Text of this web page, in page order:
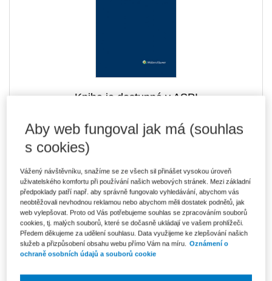
Kniha je dostupná v ASPI
E-kniha Smarteca + soubory ke stažení
V prodeji - ihned k dispozici
Co je Smarteca?
Kde najdu soubory e-knih?
Upozorňujeme, že v období od 1.8. do 21.8. z technických
důvodů nemůžeme vystavovat daňové doklady. Budou vám
zaslány dodatečně e-mailem.
Aby web fungoval jak má (souhlas
s cookies)
Vážený návštěvníku, snažíme se ze všech sil přinášet vysokou úroveň
uživatelského komfortu při používání našich webových stránek. Mezi základní
předpoklady patří např. aby správně fungovalo vyhledávání, abychom vás
neobtěžovali nevhodnou reklamou nebo abychom měli dostatek podnětů, jak
web vylepšovat. Proto od Vás potřebujeme souhlas se zpracováním souborů
cookies, tj. malých souborů, které se dočasně ukládají ve vašem prohlížeči.
Předem děkujeme za udělení souhlasu. Data využijeme ke zlepšování našich
služeb a přizpůsobení obsahu webu přímo Vám na míru.
Oznámení o
ochraně osobních údajů a souborů cookie